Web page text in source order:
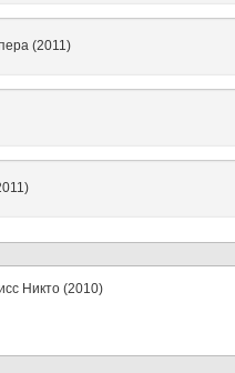
(2011)
Никто (2010)